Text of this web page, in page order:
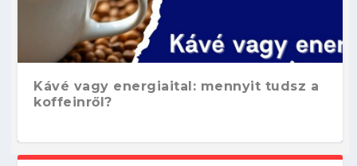
Kávé vagy energiaital: mennyit tudsz a
koffeinről?